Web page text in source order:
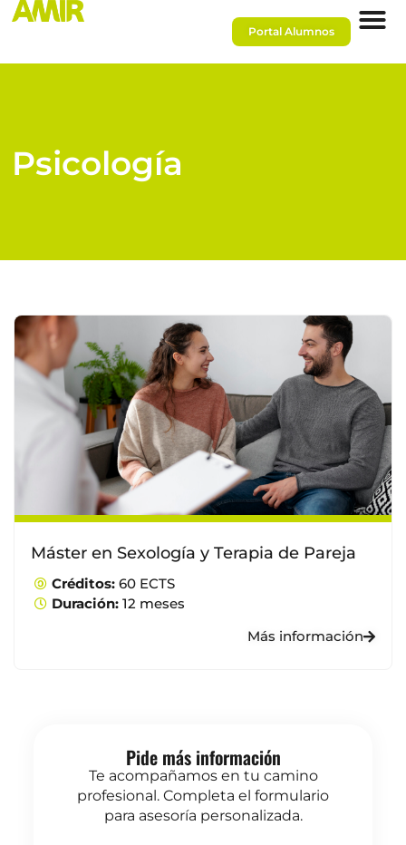
Portal Alumnos
Psicología
Máster en Sexología y Terapia de Pareja
Créditos: 60 ECTS
Duración: 12 meses
Más información
Pide más información
Te acompañamos en tu camino
profesional. Completa el formulario
para asesoría personalizada.